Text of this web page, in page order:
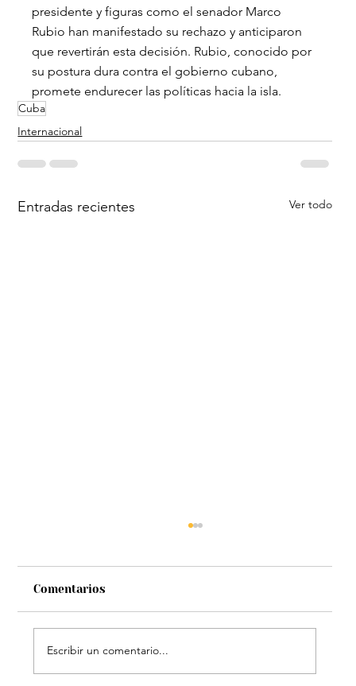
presidente y figuras como el senador Marco
Rubio han manifestado su rechazo y anticiparon
que revertirán esta decisión. Rubio, conocido por
su postura dura contra el gobierno cubano,
promete endurecer las políticas hacia la isla.
Cuba
Internacional
Entradas recientes Ver todo
Comentarios
Escribir un comentario...